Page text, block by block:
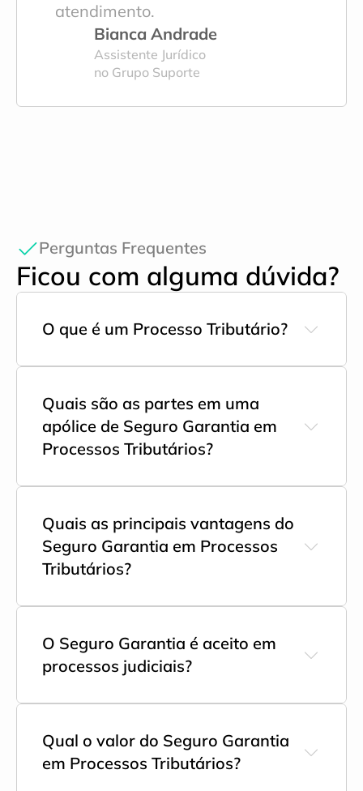
atendimento.
Bianca Andrade
Assistente Jurídico
no Grupo Suporte
Perguntas Frequentes
Ficou com alguma dúvida?
O que é um Processo Tributário?
Quais são as partes em uma
apólice de Seguro Garantia em
Processos Tributários?
Quais as principais vantagens do
Seguro Garantia em Processos
Tributários?
O Seguro Garantia é aceito em
processos judiciais?
Qual o valor do Seguro Garantia
em Processos Tributários?